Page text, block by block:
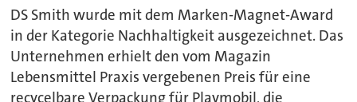
DS Smith wurde mit dem Marken-Magnet-Award
in der Kategorie Nachhaltigkeit ausgezeichnet. Das
Unternehmen erhielt den vom Magazin
Lebensmittel Praxis vergebenen Preis für eine